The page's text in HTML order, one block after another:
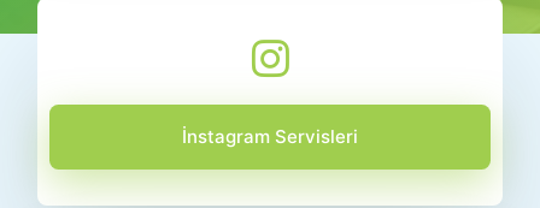
İnstagram Servisleri